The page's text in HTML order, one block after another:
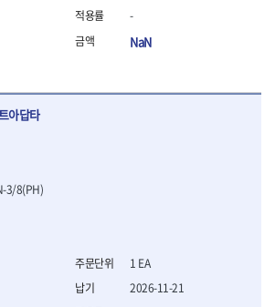
세
-
NaN
아답타
3/8(PH)
1 EA
2026-11-21